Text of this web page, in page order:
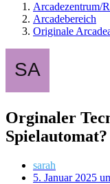
Arcadezentrum/
Arcadebereich
Originale
Orginaler
Spielautomat?
sarah
5. Januar 2025